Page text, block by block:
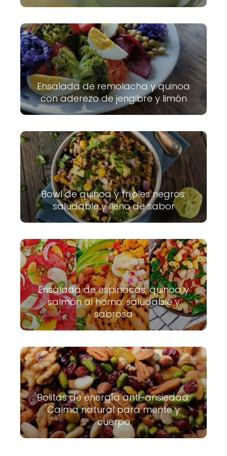
Ensalada de remolacha y quinoa
con aderezo de jengibre y limón
Bowl de quinoa y frijoles negros:
saludable y lleno de sabor
Ensalada de espinacas, quinoa y
salmón al horno: saludable y
sabrosa
Bolitas de energía anti-ansiedad:
Calma natural para mente y
cuerpo